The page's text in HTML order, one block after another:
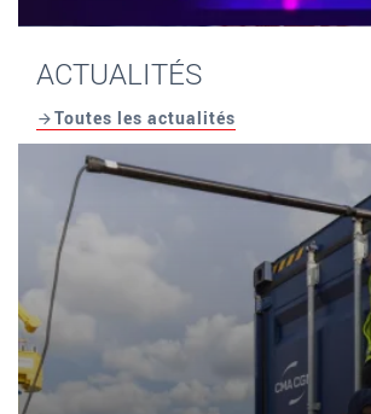
ACTUALITÉS
Toutes les actualités